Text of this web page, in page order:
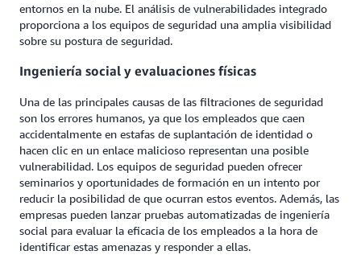
entornos en la nube. El análisis de vulnerabilidades integrado
proporciona a los equipos de seguridad una amplia visibilidad
sobre su postura de seguridad.
Ingeniería social y evaluaciones físicas
Una de las principales causas de las filtraciones de seguridad
son los errores humanos, ya que los empleados que caen
accidentalmente en estafas de suplantación de identidad o
hacen clic en un enlace malicioso representan una posible
vulnerabilidad. Los equipos de seguridad pueden ofrecer
seminarios y oportunidades de formación en un intento por
reducir la posibilidad de que ocurran estos eventos. Además, las
empresas pueden lanzar pruebas automatizadas de ingeniería
social para evaluar la eficacia de los empleados a la hora de
identificar estas amenazas y responder a ellas.